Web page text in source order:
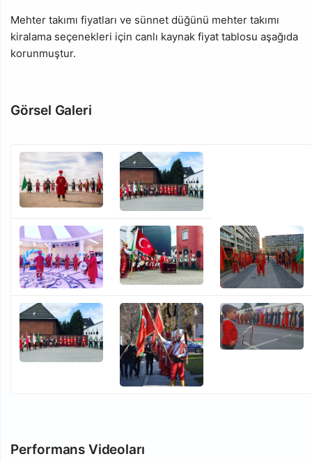
Mehter takımı fiyatları ve sünnet düğünü mehter takımı
kiralama seçenekleri için canlı kaynak fiyat tablosu aşağıda
korunmuştur.
Görsel Galeri
Performans Videoları